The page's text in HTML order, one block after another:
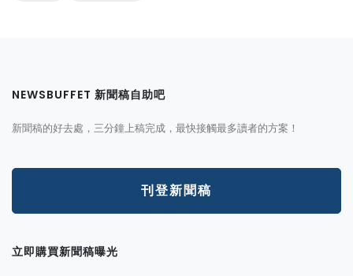
NEWSBUFFET 新聞稿自助吧
新聞稿的好去處，三分鐘上稿完成，最快接觸最多讀者的方案！
刊登新聞稿
立即購買新聞稿曝光